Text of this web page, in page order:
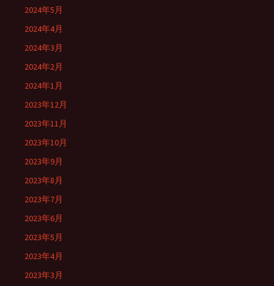
2024年5月
2024年4月
2024年3月
2024年2月
2024年1月
2023年12月
2023年11月
2023年10月
2023年9月
2023年8月
2023年7月
2023年6月
2023年5月
2023年4月
2023年3月